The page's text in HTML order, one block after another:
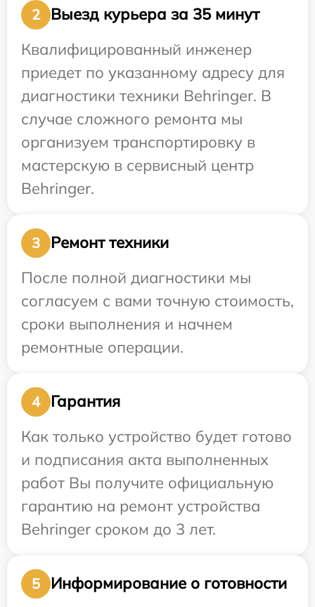
2
Выезд курьера за 35 минут
Квалифицированный инженер
приедет по указанному адресу для
диагностики техники Behringer. В
случае сложного ремонта мы
организуем транспортировку в
мастерскую в сервисный центр
Behringer.
3
Ремонт техники
После полной диагностики мы
согласуем с вами точную стоимость,
сроки выполнения и начнем
ремонтные операции.
4
Гарантия
Как только устройство будет готово
и подписания акта выполненных
работ Вы получите официальную
гарантию на ремонт устройства
Behringer сроком до 3 лет.
5
Информирование о готовности